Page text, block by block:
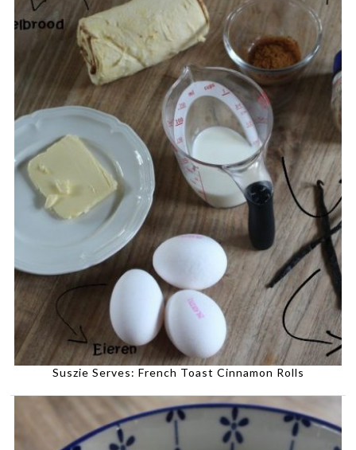
Suszie Serves: French Toast Cinnamon Rolls